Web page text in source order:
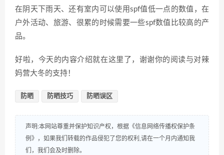
在阴天下雨天、还有室内可以使用spf值低一点的数值，在
户外活动、旅游、很累的时候需要一些spf数值比较高的产
品。
好啦，今天的内容介绍就在这里了，谢谢你的阅读与对辣
妈营大冬的支持！
防晒 防晒技巧 防晒误区
声明:本网站尊重并保护知识产权，根据《信息网络传播权保护条
例》，如果我们转载的作品侵犯了您的权利,请在一个月内通知我
们，我们会及时删除。